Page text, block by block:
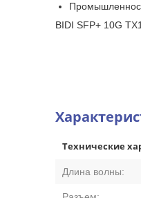
BIDI SFP+ 10G
Технические
Длина волны: